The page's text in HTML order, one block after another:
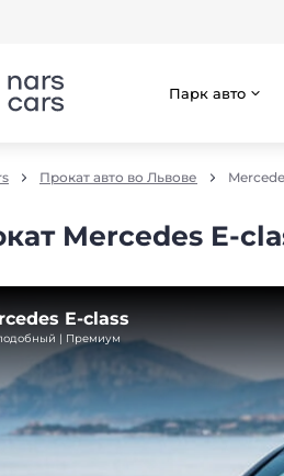
Парк авто
Прокат авто во Львове
Mercedes E-
E-class
| Премиум